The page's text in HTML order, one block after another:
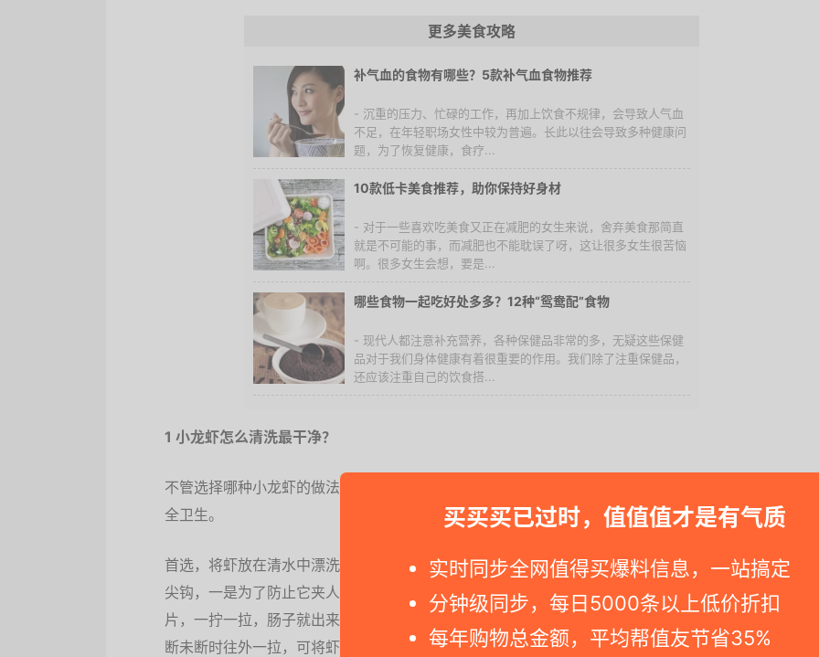
买买买已过时，值值值才是有气质
实时同步全网值得买爆料信息，一站搞定
分钟级同步，每日5000条以上低价折扣
每年购物总金额，平均帮值友节省35%
更多美食攻略
补气血的食物有哪些？5款补气血食物推荐
- 沉重的压力、忙碌的工作，再加上饮食不规律，会导致人气血
不足，在年轻职场女性中较为普遍。长此以往会导致多种健康问
题，为了恢复健康，食疗...
10款低卡美食推荐，助你保持好身材
- 对于一些喜欢吃美食又正在减肥的女生来说，舍弃美食那简直
就是不可能的事，而减肥也不能耽误了呀，这让很多女生很苦恼
啊。很多女生会想，要是...
哪些食物一起吃好处多多？12种“鸳鸯配”食物
- 现代人都注意补充营养，各种保健品非常的多，无疑这些保健
品对于我们身体健康有着很重要的作用。我们除了注重保健品，
还应该注重自己的饮食搭...
1 小龙虾怎么清洗最干净？
不管选择哪种小龙虾的做法，清洗小龙虾是最重要的一步。自己在家做的好处就是，清洗更加安
全卫生。
首选，将虾放在清水中漂洗，并用牙刷刷干净虾体。然后，把小龙虾捉住，剪去两只大夹的前端
尖钩，一是为了防止它夹人，二是为了好入味。接着，去肠，虾的尾部有三片尾翼，捏住中间一
片，一拧一拉，肠子就出来了。再后，从虾头部外壳的约1/2处剪开，注意不宜直接剪断，在欲
断未断时往外一拉，可将虾头部的沙囊一起带出，就是那黑黑的一团物质，注意保留虾黄。最后